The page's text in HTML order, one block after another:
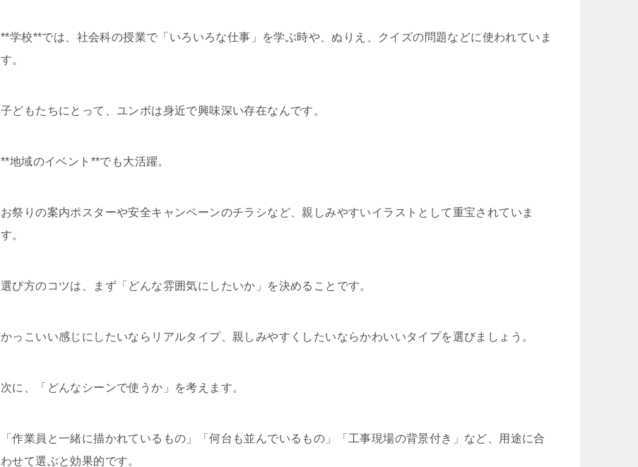
**学校**では、社会科の授業で「いろいろな仕事」を学ぶ時や、ぬりえ、クイズの問題などに使われていま
す。
子どもたちにとって、ユンボは身近で興味深い存在なんです。
**地域のイベント**でも大活躍。
お祭りの案内ポスターや安全キャンペーンのチラシなど、親しみやすいイラストとして重宝されていま
す。
選び方のコツは、まず「どんな雰囲気にしたいか」を決めることです。
かっこいい感じにしたいならリアルタイプ、親しみやすくしたいならかわいいタイプを選びましょう。
次に、「どんなシーンで使うか」を考えます。
「作業員と一緒に描かれているもの」「何台も並んでいるもの」「工事現場の背景付き」など、用途に合
わせて選ぶと効果的です。